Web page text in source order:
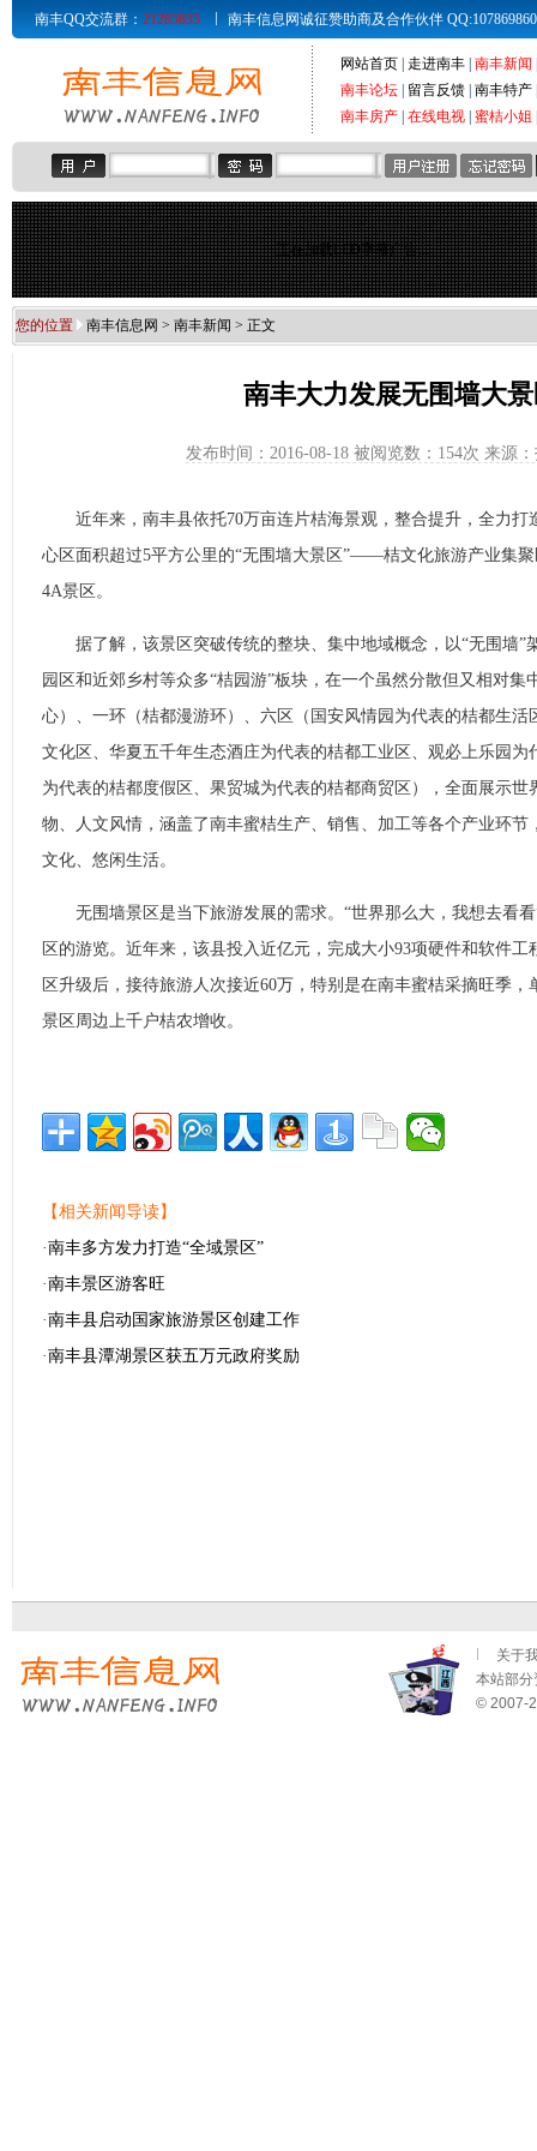
南丰QQ交流群： 21285835 南丰信息网诚征赞助商及合作伙伴
网站首页 走进南丰 南丰新闻
南丰论坛
留言反馈 南丰特产
南丰房产 在线电视 蜜桔小姐
正在加载LED字幕广告...
您的位置 南丰信息网 > 南丰新闻 > 正文
南丰大力发展无围墙大
发布时间：2016-08-18 被阅览数： 154次 来源
近年来，南丰县依托70万亩连片桔海景观，整合提升，全力打
心区面积超过5平方公里的“无围墙大景区”——桔文化旅游产业集
4A景区。
据了解，该景区突破传统的整块、集中地域概念，以“无围墙”
园区和近郊乡村等众多“桔园游”板块，在一个虽然分散但又相对集
心）、一环（桔都漫游环）、六区（国安风情园为代表的桔都生活
文化区、华夏五千年生态酒庄为代表的桔都工业区、观必上乐园为
为代表的桔都度假区、果贸城为代表的桔都商贸区），全面展示世
物、人文风情，涵盖了南丰蜜桔生产、销售、加工等各个产业环节
文化、悠闲生活。
无围墙景区是当下旅游发展的需求。“世界那么大，我想去看看
区的游览。近年来，该县投入近亿元，完成大小93项硬件和软件
区升级后，接待旅游人次接近60万，特别是在南丰蜜桔采摘旺季
景区周边上千户桔农增收。
【相关新闻导读】
·南丰多方发力打造“全域景区”
·南丰景区游客旺
·南丰县启动国家旅游景区创建工作
·南丰县潭湖景区获五万元政府奖励
关于
本站部分
© 2007-